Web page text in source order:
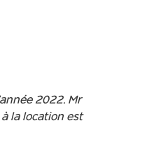
2022. Mr
la location est